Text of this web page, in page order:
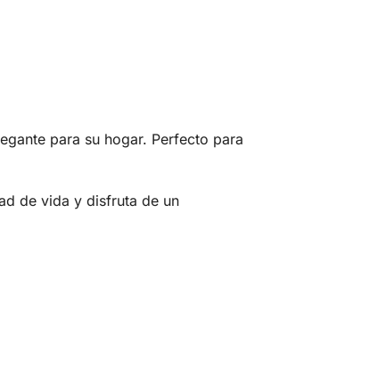
para su hogar. Perfecto para
de vida y disfruta de un